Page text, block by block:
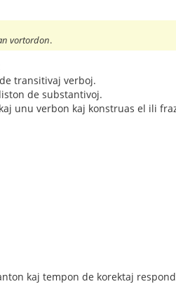
vortordon.
transitivaj verboj.
de substantivoj.
unu verbon kaj konstruas el ili
kaj tempon de korektaj